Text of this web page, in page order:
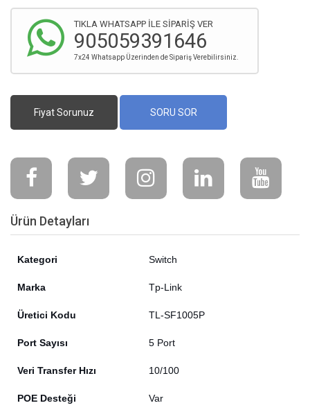
TIKLA WHATSAPP İLE SİPARİŞ VER
905059391646
7x24 Whatsapp Üzerinden de Sipariş Verebilirsiniz.
Fiyat Sorunuz SORU SOR
Ürün Detayları
Kategori Switch
Marka Tp-Link
Üretici Kodu TL-SF1005P
Port Sayısı 5 Port
Veri Transfer Hızı 10/100
POE Desteği Var